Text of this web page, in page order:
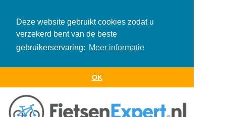
Deze website gebruikt cookies zodat u
verzekerd bent van de beste
gebruikerservaring: Meer informatie
OK